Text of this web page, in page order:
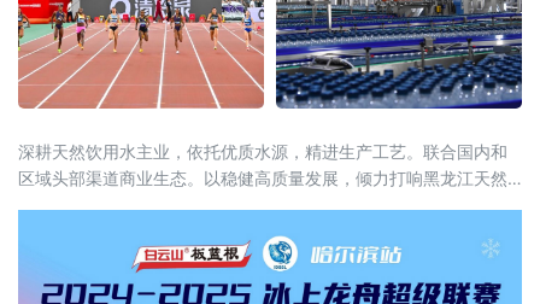
叠，明码标价的菜
深耕天然饮用水主业，依托优质水源，精进生产工艺。联合国内和
区域头部渠道商业生态。以稳健高质量发展，倾力打响黑龙江天然